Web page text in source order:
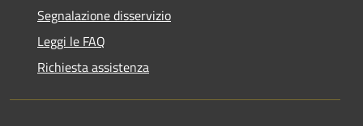
Segnalazione disservizio
Leggi le FAQ
Richiesta assistenza